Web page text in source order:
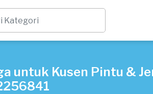
untuk Kusen Pintu &